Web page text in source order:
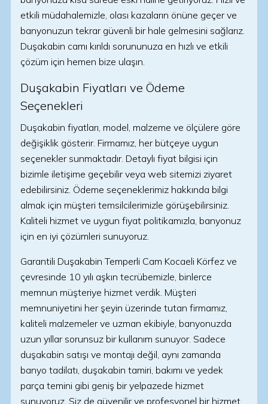
etkili müdahalemizle, olası kazaların önüne geçer ve
banyonuzun tekrar güvenli bir hale gelmesini sağlarız.
Duşakabin camı kırıldı sorununuza en hızlı ve etkili
çözüm için hemen bize ulaşın.
Duşakabin Fiyatları ve Ödeme
Seçenekleri
Duşakabin fiyatları, model, malzeme ve ölçülere göre
değişiklik gösterir. Firmamız, her bütçeye uygun
seçenekler sunmaktadır. Detaylı fiyat bilgisi için
bizimle iletişime geçebilir veya web sitemizi ziyaret
edebilirsiniz. Ödeme seçeneklerimiz hakkında bilgi
almak için müşteri temsilcilerimizle görüşebilirsiniz.
Kaliteli hizmet ve uygun fiyat politikamızla, banyonuz
için en iyi çözümleri sunuyoruz.
Garantili Duşakabin Temperli Cam Kocaeli Körfez ve
çevresinde 10 yılı aşkın tecrübemizle, binlerce
memnun müşteriye hizmet verdik. Müşteri
memnuniyetini her şeyin üzerinde tutan firmamız,
kaliteli malzemeler ve uzman ekibiyle, banyonuzda
uzun yıllar sorunsuz bir kullanım sunuyor. Sadece
duşakabin satışı ve montajı değil, aynı zamanda
banyo tadilatı, duşakabin tamiri, bakımı ve yedek
parça temini gibi geniş bir yelpazede hizmet
sunuyoruz. Siz de güvenilir ve profesyonel bir hizmet